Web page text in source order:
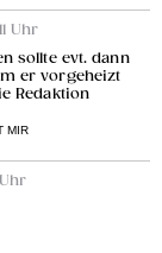
Uhr
sollte evt. dann
er vorgeheizt
Redaktion
MIR